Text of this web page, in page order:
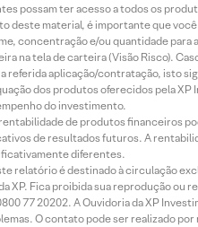
possam ter acesso a todos os
deste material, é importante que
concentração e/ou quantidade para
na tela de carteira (Visão Risco).
a referida aplicação/contratação, isto
dos produtos oferecidos pela
do investimento.
de produtos financeiros
de resultados futuros. A
diferentes.
relatório é destinado à circulação
XP. Fica proibida sua reprodução ou
77 20202. A Ouvidoria da XP
O contato pode ser realizado